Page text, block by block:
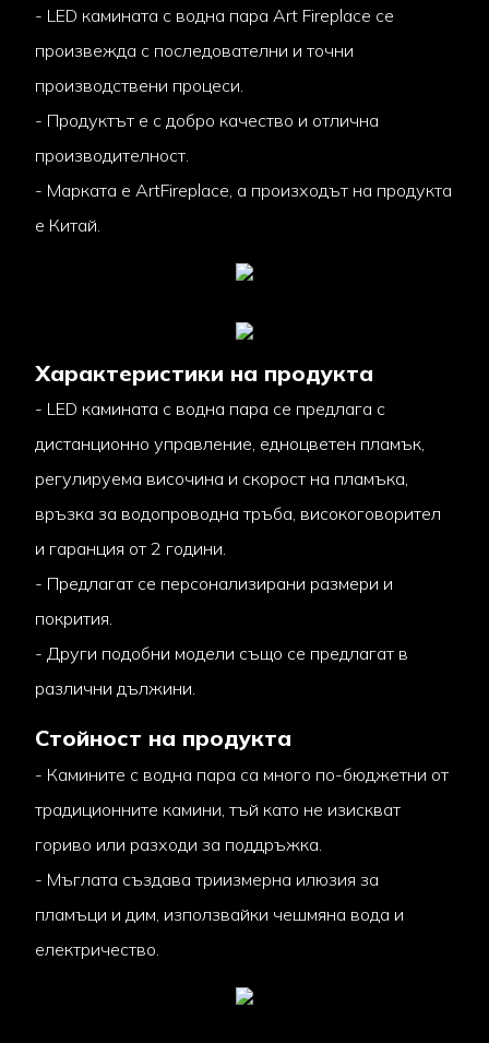
- LED камината с водна пара Art Fireplace се
произвежда с последователни и точни
производствени процеси.
- Продуктът е с добро качество и отлична
производителност.
- Марката е ArtFireplace, а произходът на продукта
е Китай.
Характеристики на продукта
- LED камината с водна пара се предлага с
дистанционно управление, едноцветен пламък,
регулируема височина и скорост на пламъка,
връзка за водопроводна тръба, високоговорител
и гаранция от 2 години.
- Предлагат се персонализирани размери и
покрития.
- Други подобни модели също се предлагат в
различни дължини.
Стойност на продукта
- Камините с водна пара са много по-бюджетни от
традиционните камини, тъй като не изискват
гориво или разходи за поддръжка.
- Мъглата създава триизмерна илюзия за
пламъци и дим, използвайки чешмяна вода и
електричество.